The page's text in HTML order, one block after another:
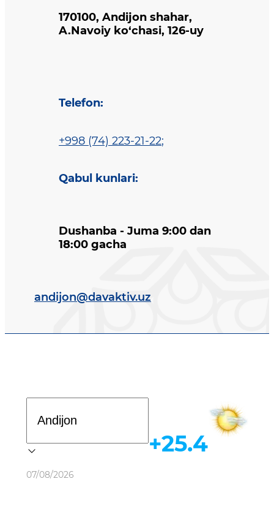
170100, Andijon shahar,
A.Navoiy ko‘chasi, 126-uy
Telefon:
+998 (74) 223-21-22;
Qabul kunlari:
Dushanba - Juma 9:00 dan
18:00 gacha
andijon@davaktiv.uz
Ob-havo
07/08/2026
+25.4